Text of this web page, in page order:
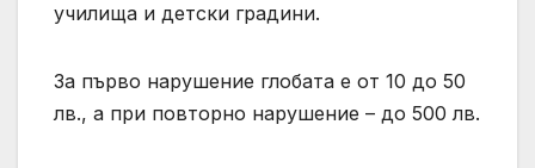
училища и детски градини.
За първо нарушение глобата е от 10 до 50
лв., а при повторно нарушение – до 500 лв.